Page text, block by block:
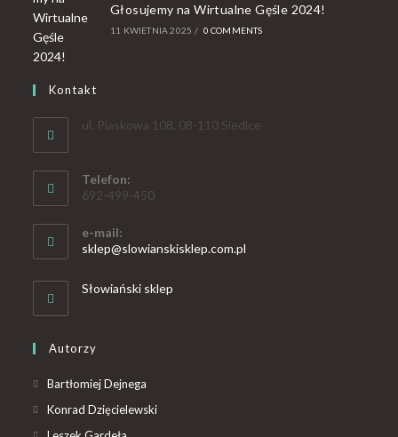
Głosujemy na Wirtualne Gęśle 2024!
11 KWIETNIA 2025 / 0 COMMENTS
Kontakt
ul. Piaskowa 108, 08-110 Siedlce
Telefon:
692-499-450
e-mail:
sklep@slowianskisklep.com.pl
Słowiański sklep
Autorzy
Bartłomiej Dejnega
Konrad Dzięcielewski